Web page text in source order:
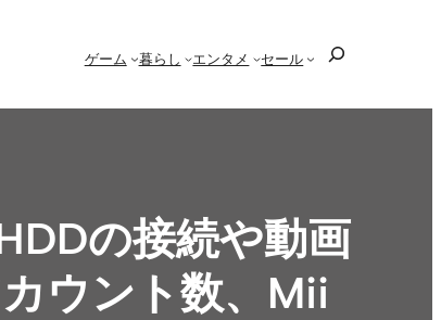
ゲーム 暮らし エンタメ セール
の接続や動画
ウント数、Mii